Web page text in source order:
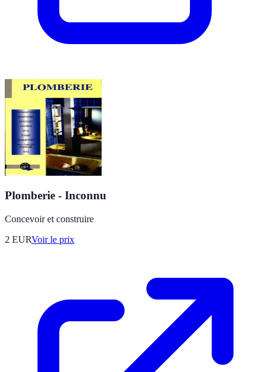
Plomberie - Inconnu
Concevoir et construire
2 EURVoir le prix